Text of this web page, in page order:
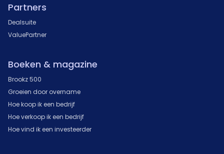
Partners
Dealsuite
ValuePartner
Boeken & magazine
Brookz 500
Groeien door overname
Hoe koop ik een bedrijf
Hoe verkoop ik een bedrijf
Hoe vind ik een investeerder